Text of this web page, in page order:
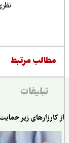
نظری
مرتبط
تبلیغات
زیر حمایت کنید: